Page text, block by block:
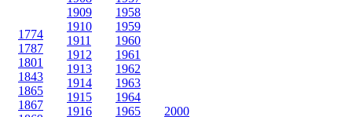
1774
1787
1801
1843
1865
1867
1909
1910
1911
1912
1913
1914
1915
1916
1958
1959
1960
1961
1962
1963
1964
1965
2000